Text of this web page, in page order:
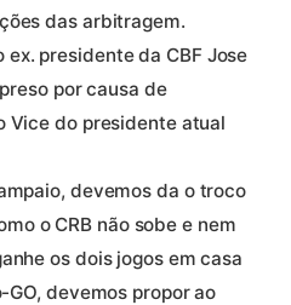
das arbitragem.
presidente da CBF Jose
por causa de
Vice do presidente atual
devemos da o troco
o CRB não sobe e nem
os dois jogos em casa
devemos propor ao